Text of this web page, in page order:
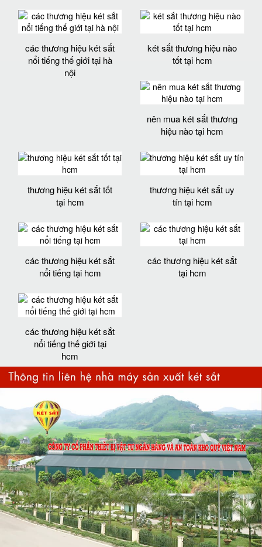
các thương hiệu két sắt
nổi tiếng thế giới tại hà
nội
két sắt thương hiệu nào
tốt tại hcm
nên mua két sắt thương
hiệu nào tại hcm
thương hiệu két sắt tốt
tại hcm
thương hiệu két sắt uy
tín tại hcm
các thương hiệu két sắt
nổi tiếng tại hcm
các thương hiệu két sắt
tại hcm
các thương hiệu két sắt
nổi tiếng thế giới tại
hcm